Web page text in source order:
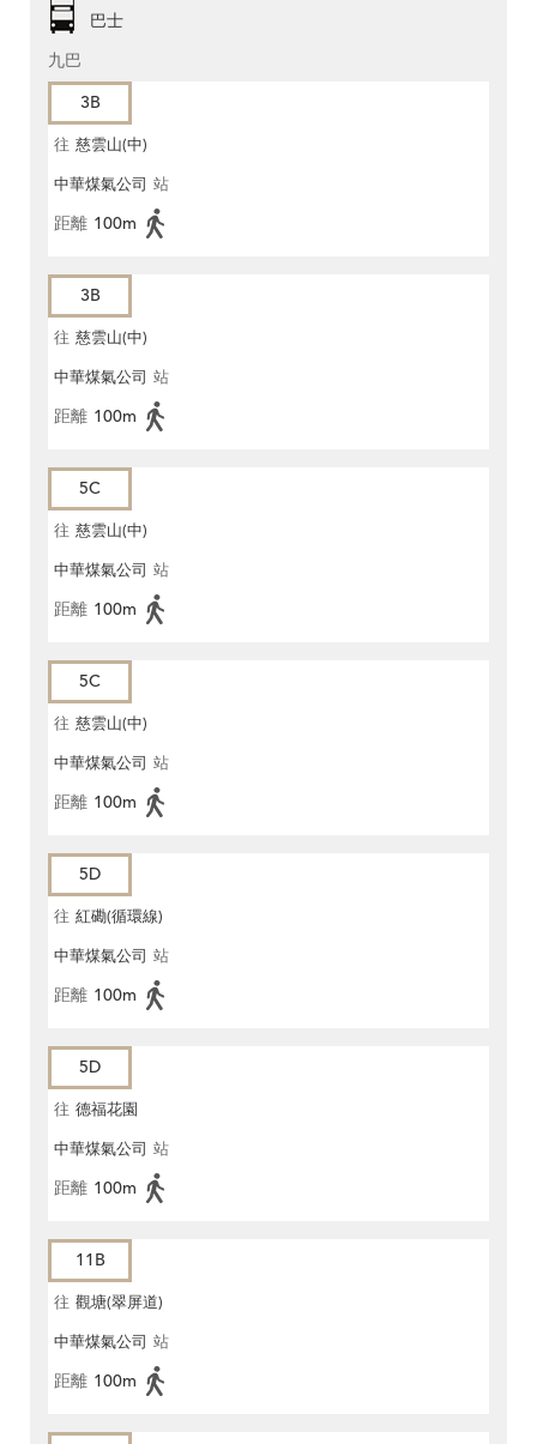
巴士
九巴
3B
往 慈雲山(中)
中華煤氣公司 站
距離 100m
3B
往 慈雲山(中)
中華煤氣公司 站
距離 100m
5C
往 慈雲山(中)
中華煤氣公司 站
距離 100m
5C
往 慈雲山(中)
中華煤氣公司 站
距離 100m
5D
往 紅磡(循環線)
中華煤氣公司 站
距離 100m
5D
往 德福花園
中華煤氣公司 站
距離 100m
11B
往 觀塘(翠屏道)
中華煤氣公司 站
距離 100m